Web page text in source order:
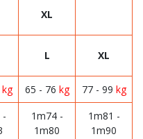
XL
L XL
kg 65 - 76 kg 77 - 99 kg
-
1m74 -
1m80
1m81 -
1m90